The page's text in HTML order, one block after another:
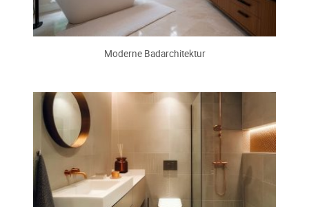
Moderne Badarchitektur